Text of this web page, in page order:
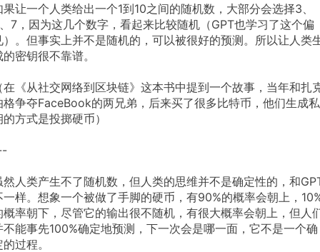
果让一个人类给出一个1到10之间的随机数，大部分会选择3、
7，因为这几个数字，看起来比较随机（GPT也学习了这个偏
）。但事实上并不是随机的，可以被很好的预测。所以让人类
的密钥很不靠谱。
在《从社交网络到区块链》这本书中提到一个故事，当年和扎
格争夺FaceBook的两兄弟，后来买了很多比特币，他们生成私
的方式是投掷硬币）
然人类产生不了随机数，但人类的思维并不是确定性的，和
一样。想象一个被做了手脚的硬币，有90%的概率会朝上，
概率朝下，尽管它的输出很不随机，有很大概率会朝上，但人
不能事先100%确定地预测，下一次会是哪一面，它不是一个确
过程。